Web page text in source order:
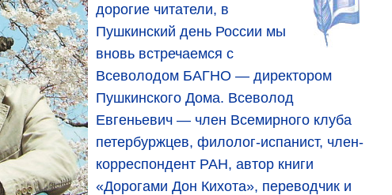
дорогие читатели, в
Пушкинский день России мы
вновь встречаемся с
Всеволодом БАГНО — директором
Пушкинского Дома. Всеволод
Евгеньевич — член Всемирного клуба
петербуржцев, филолог-испанист, член-
корреспондент РАН, автор книги
«Дорогами Дон Кихота», переводчик и